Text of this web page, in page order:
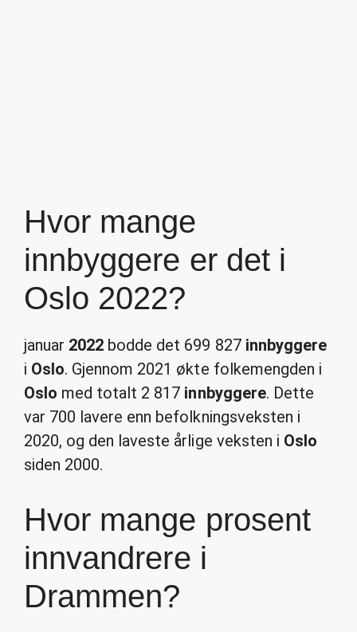
Hvor mange
innbyggere er det i
Oslo 2022?
januar 2022 bodde det 699 827 innbyggere
i Oslo. Gjennom 2021 økte folkemengden i
Oslo med totalt 2 817 innbyggere. Dette
var 700 lavere enn befolkningsveksten i
2020, og den laveste årlige veksten i Oslo
siden 2000.
Hvor mange prosent
innvandrere i
Drammen?